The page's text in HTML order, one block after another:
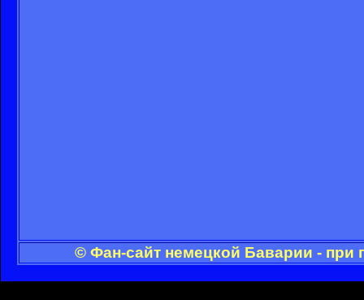
© Фан-сайт немецкой Баварии - при